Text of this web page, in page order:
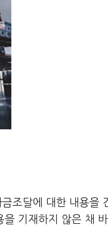
조달에 대한 내용을
을 기재하지 않은 채 바